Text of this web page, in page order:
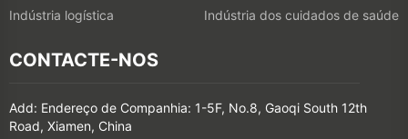
Indústria logística
Indústria dos cuidados de saúde
CONTACTE-NOS
Add: Endereço de Companhia: 1-5F, No.8, Gaoqi South 12th
Road, Xiamen, China